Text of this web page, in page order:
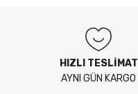
HIZLI TESLİMAT
AYNI GÜN KARGO